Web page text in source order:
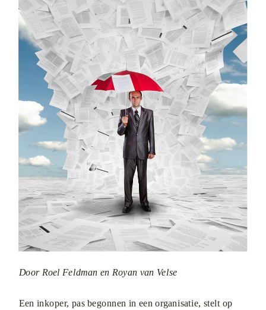
Door Roel Feldman en Royan van Velse
Een inkoper, pas begonnen in een organisatie, stelt op